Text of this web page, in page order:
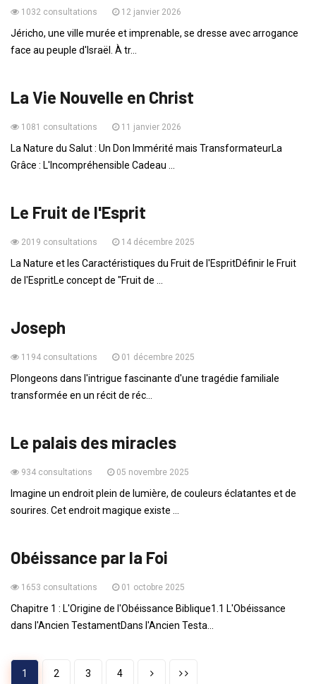
1032 consultations 12 janvier 2026
Jéricho, une ville murée et imprenable, se dresse avec arrogance
face au peuple d'Israël. À tr...
La Vie Nouvelle en Christ
1081 consultations 11 janvier 2026
La Nature du Salut : Un Don Immérité mais TransformateurLa
Grâce : L'Incompréhensible Cadeau ...
Le Fruit de l'Esprit
2019 consultations 14 décembre 2025
La Nature et les Caractéristiques du Fruit de l'EspritDéfinir le Fruit
de l'EspritLe concept de "Fruit de ...
Joseph
1194 consultations 01 décembre 2025
Plongeons dans l'intrigue fascinante d'une tragédie familiale
transformée en un récit de réc...
Le palais des miracles
934 consultations 05 novembre 2025
Imagine un endroit plein de lumière, de couleurs éclatantes et de
sourires. Cet endroit magique existe ...
Obéissance par la Foi
1653 consultations 01 octobre 2025
Chapitre 1 : L'Origine de l'Obéissance Biblique1.1 L'Obéissance
dans l'Ancien TestamentDans l'Ancien Testa...
1 2 3 4